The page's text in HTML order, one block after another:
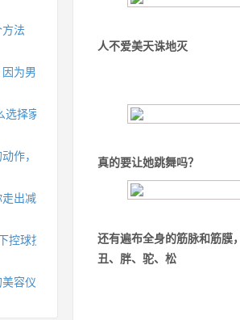
人不爱美天诛地灭
真的要让她跳舞吗？
还有遍布全身的筋脉和筋膜
丑、胖、驼、松
法
为男权，让女性失去同等的机会
择家用美容仪
作，没有之一，为什么你练了没效果？
出减肥瓶颈
球技术
容仪器